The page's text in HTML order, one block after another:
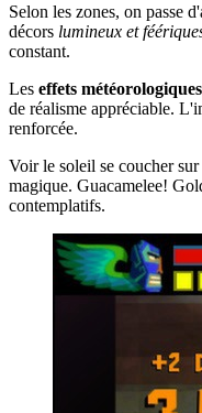
Selon les zones, on passe
décors lumineux et
constant.
Les effets météorologiques
de réalisme appréciable.
renforcée.
Voir le soleil se coucher
magique. Guacamelee!
contemplatifs.